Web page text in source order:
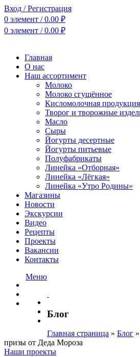
Вход / Регистрация
0 элемент / 0.00 ₽
0 элемент / 0.00 ₽
Главная
О нас
Наш ассортимент
Молоко
Молоко сгущённое
Кисломолочная продукция
Творог и творожные
Масло
Сыры
Йогурты десертные
Йогурты питьевые
Полуфабрикаты
Линейка «Отборная»
Линейка «Лёгкая»
Линейка «Утро Родины»
Магазины
Новости
Экскурсии
Видео
Рецепты
Проекты
Вакансии
Контакты
Меню
Блог
Главная страница » Блог »
призы от Деда Мороза
Наши проекты